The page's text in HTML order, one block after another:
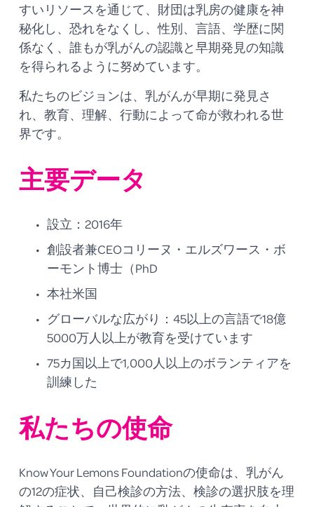
すいリソースを通じて、財団は乳房の健康を神
秘化し、恐れをなくし、性別、言語、学歴に関
係なく、誰もが乳がんの認識と早期発見の知識
を得られるように努めています。
私たちのビジョンは、乳がんが早期に発見さ
れ、教育、理解、行動によって命が救われる世
界です。
主要データ
設立：2016年
創設者兼CEOコリーヌ・エルズワース・ボ
ーモント博士（PhD
本社米国
グローバルな広がり：45以上の言語で18億
5000万人以上が教育を受けています
75カ国以上で1,000人以上のボランティアを
訓練した
私たちの使命
Know Your Lemons Foundationの使命は、乳がん
の12の症状、自己検診の方法、検診の選択肢を理